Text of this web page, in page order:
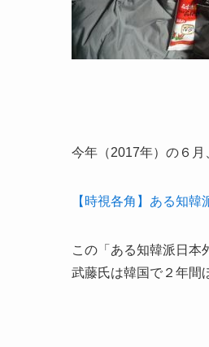
今年（2017年）の６
【時視各角】ある知
この「ある知韓派日本
武藤氏は韓国で２年間